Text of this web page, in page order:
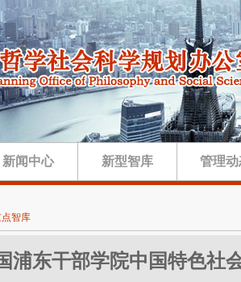
新闻中心 新型智库 管理
智库
浦东干部学院中国特色社